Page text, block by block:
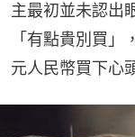
主最初並未認出
「有點貴別買
元人民幣買下心